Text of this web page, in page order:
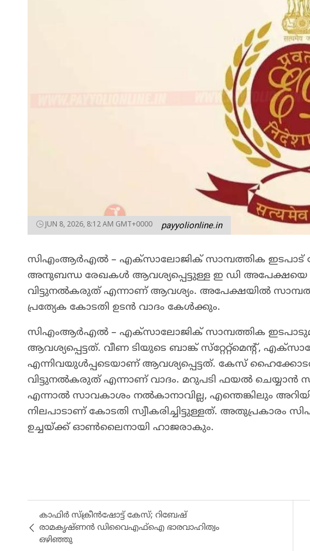
JUN 8, 2026, 8:12 AM GMT+0000 payyolionline.in
സിഎംആർഎൽ – എക്‌സാലോജിക് സാമ്പത്തിക
അനുബന്ധ രേഖകൾ ആവശ്യപ്പെട്ടുള്ള ഇ ഡി
വിട്ടുനൽകരുത് എന്നാണ് ആവശ്യം. അപേക്ഷയിൽ
പ്രത്യേക കോടതി ഉടൻ വാദം കേൾക്കും.
സിഎംആർഎൽ – എക്‌സാലോജിക് സാമ്പത്തിക
ആവശ്യപ്പെട്ടത്. വീണ ടിയുടെ ബാങ്ക് സ്‌റ്റേറ്റ്‌മെന്റ്,
എന്നിവയുൾപ്പടെയാണ് ആവശ്യപ്പെട്ടത്. കേസ്
വിട്ടുനൽകരുത് എന്നാണ് വാദം. മറുപടി ഫയൽ ചെയ്യാൻ
എന്നാൽ സാവകാശം നൽകാനാവില്ല, എന്തെങ്കിലും
നിലപാടാണ് കോടതി സ്വീകരിച്ചിട്ടുള്ളത്.
ഉച്ചയ്ക്ക് ഓൺലൈനായി ഹാജരാകും.
കാഫിർ സ്‌ക്രീൻഷോട്ട് കേസ്; റിബേഷ്
രാമകൃഷ്ണൻ ഡിവൈഎഫ്ഐ ഭാരവാഹിത്വം
ഒഴിഞ്ഞു